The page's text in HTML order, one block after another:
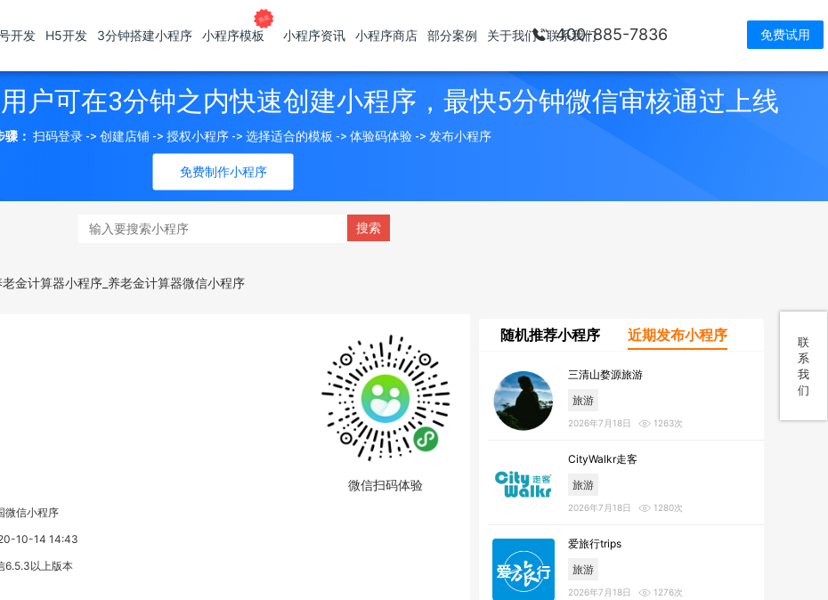
400-885-7836 免费试用
开发 H5开发 3分钟搭建小程序 小程序模板 小程序资讯 小程序商店 部分案例 关于我们 联系我们
联
系
我
们
户可在3分钟之内快速创建小程序，最快5分钟微信审核通过上线
免费制作小程序
骤： 扫码登录 -> 创建店铺 -> 授权小程序 -> 选择适合的模板 -> 体验码体验 -> 发布小程序
金计算器小程序_养老金计算器微信小程序
微信小程序
10-14 14:43
6.5.3以上版本
微信扫码体验
随机推荐小程序 近期发布小程序
三清山婺源旅游
旅游
2026年7月18日 1263次
CityWalkr走客
旅游
2026年7月18日 1280次
爱旅行trips
旅游
2026年7月18日 1276次